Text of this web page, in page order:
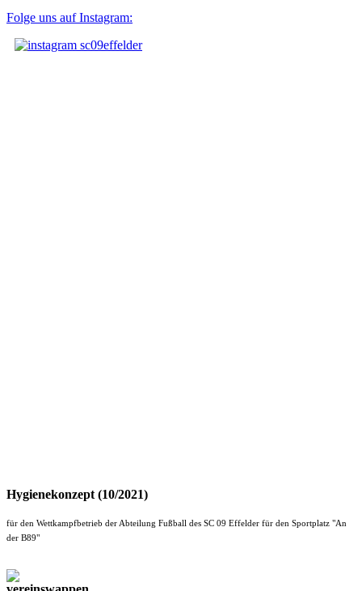
Folge uns auf Instagram:
Hygienekonzept (10/2021)
für den Wettkampfbetrieb der Abteilung Fußball des SC 09 Effelder für den Sportplatz "An
der B89"